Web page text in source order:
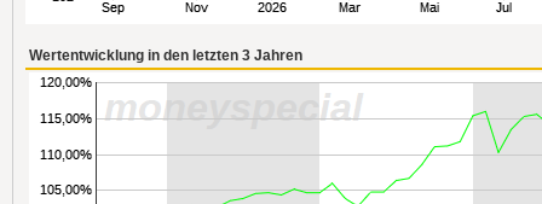
Wertentwicklung in den letzten 3 Jahren